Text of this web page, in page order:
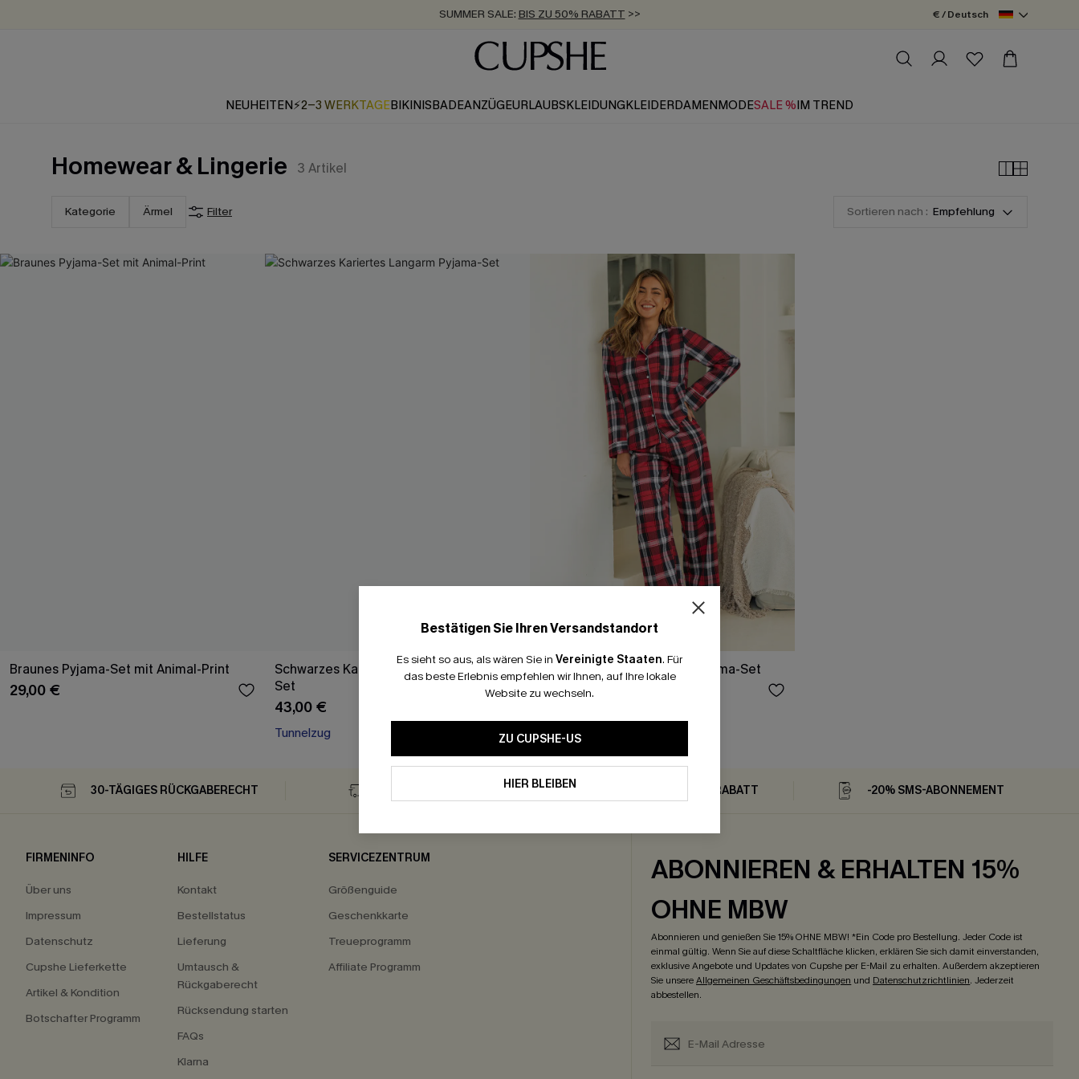
SUMMER SALE: BIS ZU 50% RABATT >>
ZUM NEWSLETTER:BIS ZU -20% EXTRA ERHALTEN
KOSTENLOSER VERSAND AB 89 €
€ / Deutsch
NEUHEITEN⚡2-3 WERKTAGEBIKINISBADEANZÜGEURLAUBSKLEIDUNGKLEIDERDAMENMODESALE %IM TREND
Homewear & Lingerie 3 Artikel
Kategorie Ärmel Filter Sortieren nach : Empfehlung
Braunes Pyjama-Set mit Animal-Print
29,00 €
Schwarzes Kariertes Langarm Pyjama-
Set
43,00 €
Tunnelzug
Rotes Kariertes Langarm Pyjama-Set
43,00 €
Bestätigen Sie Ihren Versandstandort
Es sieht so aus, als wären Sie in Vereinigte Staaten. Für
das beste Erlebnis empfehlen wir Ihnen, auf Ihre lokale
Website zu wechseln.
ZU CUPSHE-US
HIER BLEIBEN
30-TÄGIGES RÜCKGABERECHT -15% NEWSLETTER-RABATT -20% SMS-ABONNEMENT
FIRMENINFO
Über uns
Impressum
Datenschutz
Cupshe Lieferkette
Artikel & Kondition
Botschafter Programm
HILFE
Kontakt
Bestellstatus
Lieferung
Umtausch &
Rückgaberecht
Rücksendung starten
FAQs
Klarna
SERVICEZENTRUM
Größenguide
Geschenkkarte
Treueprogramm
Affiliate Programm
ABONNIEREN & ERHALTEN 15%
OHNE MBW
Abonnieren und genießen Sie 15% OHNE MBW! *Ein Code pro Bestellung. Jeder Code ist
einmal gültig. Wenn Sie auf diese Schaltfläche klicken, erklären Sie sich damit einverstanden,
exklusive Angebote und Updates von Cupshe per E-Mail zu erhalten. Außerdem akzeptieren
Sie unsereAllgemeinen Geschäftsbedingungen und Datenschutzrichtlinien. Jederzeit
abbestellen.